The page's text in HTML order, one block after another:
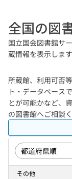
全国の図
国立国会図書館サ
蔵情報を表示します
所蔵館、利用可否
ト・データベース
とが可能かなど、
の図書館へご相談
その他